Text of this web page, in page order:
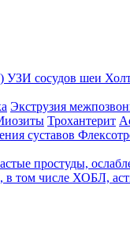
УЗИ сосудов шеи
Экструзия
Трохантерит
суставов
простуды,
в том числе ХОБЛ,